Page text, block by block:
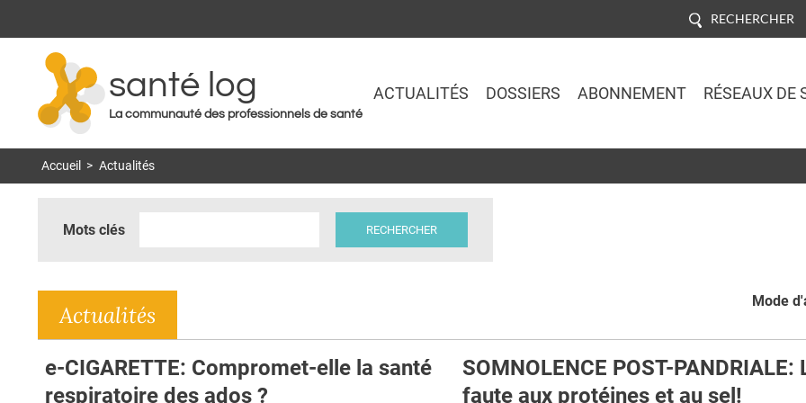
RECHERCHER
santé log
La communauté des professionnels de santé
ACTUALITÉS DOSSIERS ABONNEMENT RÉSEAUX DE
Accueil > Actualités
Mots clés
Mode
Actualités
e-CIGARETTE: Compromet-elle la santé
respiratoire des ados ?
SOMNOLENCE POST-PANDRIALE:
faute aux protéines et au sel!